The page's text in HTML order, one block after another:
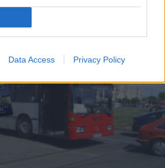
Data Access Privacy Policy